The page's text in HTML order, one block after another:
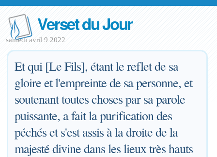
Verset du Jour
samedi avril 9 2022
Et qui [Le Fils], étant le reflet de sa
gloire et l'empreinte de sa personne, et
soutenant toutes choses par sa parole
puissante, a fait la purification des
péchés et s'est assis à la droite de la
majesté divine dans les lieux très hauts